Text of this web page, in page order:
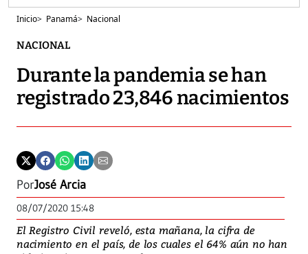
Inicio> Panamá> Nacional
NACIONAL
Durante la pandemia se han
registrado 23,846 nacimientos
PorJosé Arcia
08/07/2020 15:48
El Registro Civil reveló, esta mañana, la cifra de
nacimiento en el país, de los cuales el 64% aún no han